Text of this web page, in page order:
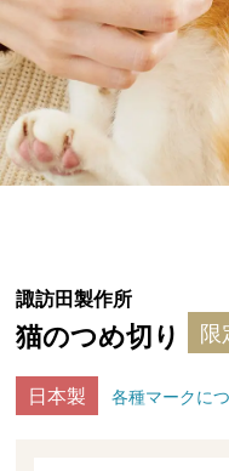
諏訪田製作所
猫のつめ切り 限
日本製 各種マークに